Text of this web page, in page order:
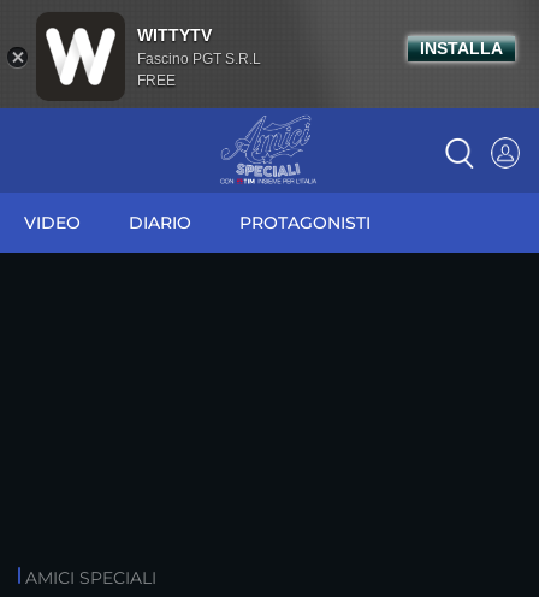
VIDEO DIARIO PROTAGONISTI
AMICI SPECIALI
WITTYTV
Fascino PGT S.R.L
FREE
INSTALLA